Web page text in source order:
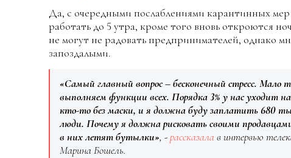
Да, с очередными послаблениями карантинных
работать до 5 утра, кроме того вновь откроются
не могут не радовать предпринимателей, однако
запоздалыми.
«Самый главный вопрос – бесконечный стресс.
выполняем функции всех. Порядка 3% у нас уходит
кто-то без маски, и я должна буду заплатить 680
люди. Почему я должна рисковать своими
в них летят бутылки», -рассказала в интервью
Марина Бошель.